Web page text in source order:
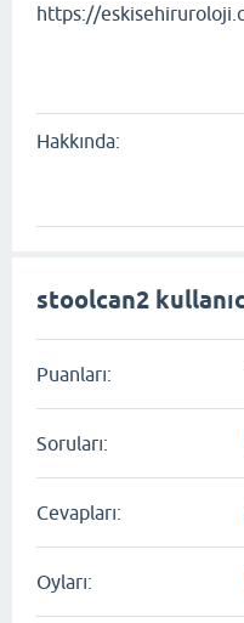
https://
Hakkında:
stoolcan2
Puanları:
Soruları:
Cevapları:
Oyları: